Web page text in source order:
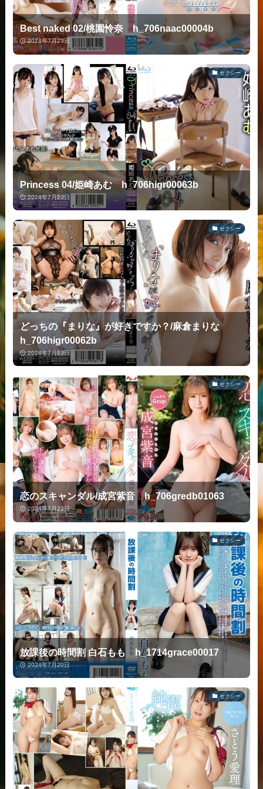
Best naked 02/桃園怜奈 h_706naac00004b
2024年7月23日
セクシー
Princess 04/姫崎あむ h_706higr00063b
2024年7月23日
セクシー
どっちの『まりな』が好きですか？/麻倉まりな
h_706higr00062b
2024年7月23日
セクシー
恋のスキャンダル/成宮紫音 h_706gredb01063
2024年7月23日
セクシー
放課後の時間割 白石もも h_1714grace00017
2024年7月20日
セクシー